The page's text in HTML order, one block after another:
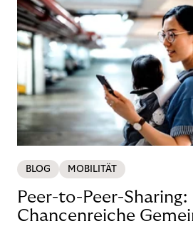
BLOG MOBILITÄT
Peer-to-Peer-Sharing:
Chancenreiche